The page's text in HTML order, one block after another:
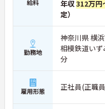
給料
年収312万円
定）
勤務地
神奈川県 横
相模鉄道い
分
雇用形態 正社員(正職